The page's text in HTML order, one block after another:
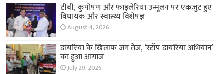
टीबी, कुपोषण और फाइलेरिया उन्मूलन पर एकजुट हुए
विधायक और स्वास्थ्य विशेषज्ञ
August 4, 2026
डायरिया के खिलाफ जंग तेज, ‘स्टॉप डायरिया अभियान’
का हुआ आगाज
July 29, 2026